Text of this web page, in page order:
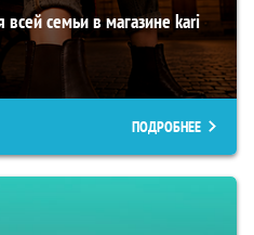
семьи в магазине kari
ПОДРОБНЕЕ